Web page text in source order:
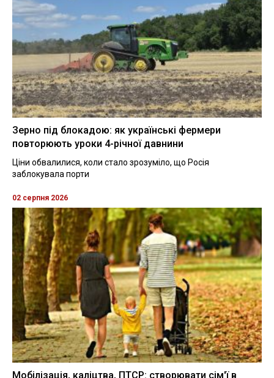
Зерно під блокадою: як українські фермери
повторюють уроки 4-річної давнини
Ціни обвалилися, коли стало зрозуміло, що Росія
заблокувала порти
02 серпня 2026
Мобілізація, каліцтва, ПТСР: створювати сім'ї в